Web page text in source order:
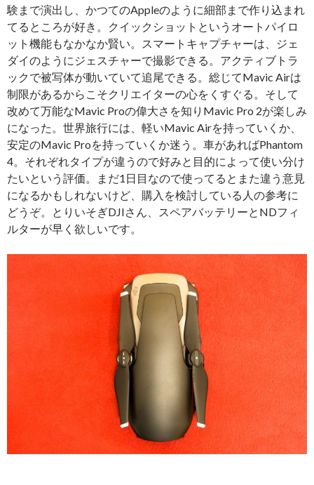
験まで演出し、かつてのAppleのように細部まで作り込まれ
てるところが好き。クイックショットというオートパイロ
ット機能もなかなか賢い。スマートキャプチャーは、ジェ
ダイのようにジェスチャーで撮影できる。アクティブトラ
ックで被写体が動いていて追尾できる。総じてMavic Airは
制限があるからこそクリエイターの心をくすぐる。そして
改めて万能なMavic Proの偉大さを知りMavic Pro 2が楽しみ
になった。世界旅行には、軽いMavic Airを持っていくか、
安定のMavic Proを持っていくか迷う。車があればPhantom
4。それぞれタイプが違うので好みと目的によって使い分け
たいという評価。まだ1日目なので使ってるとまた違う意見
になるかもしれないけど、購入を検討している人の参考に
どうぞ。とりいそぎDJIさん、スペアバッテリーとNDフィ
ルターが早く欲しいです。